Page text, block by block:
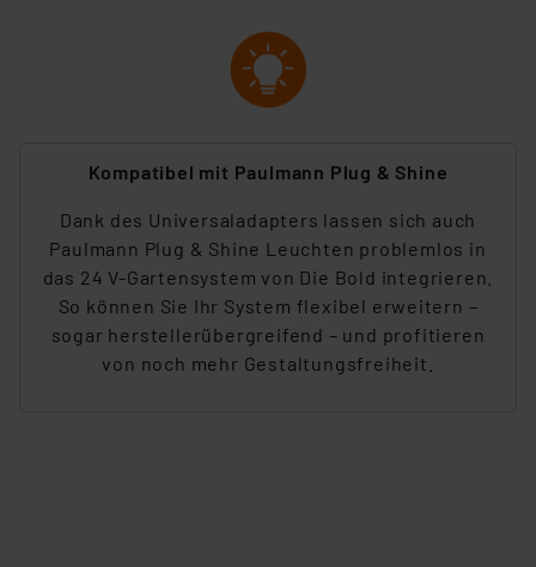
Kompatibel mit Paulmann Plug & Shine
Dank des Universaladapters lassen sich auch
Paulmann Plug & Shine Leuchten problemlos in
das 24 V-Gartensystem von Die Bold integrieren.
So können Sie Ihr System flexibel erweitern –
sogar herstellerübergreifend – und profitieren
von noch mehr Gestaltungsfreiheit.